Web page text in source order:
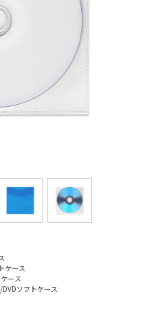
ケース
ース
DVDソフトケース